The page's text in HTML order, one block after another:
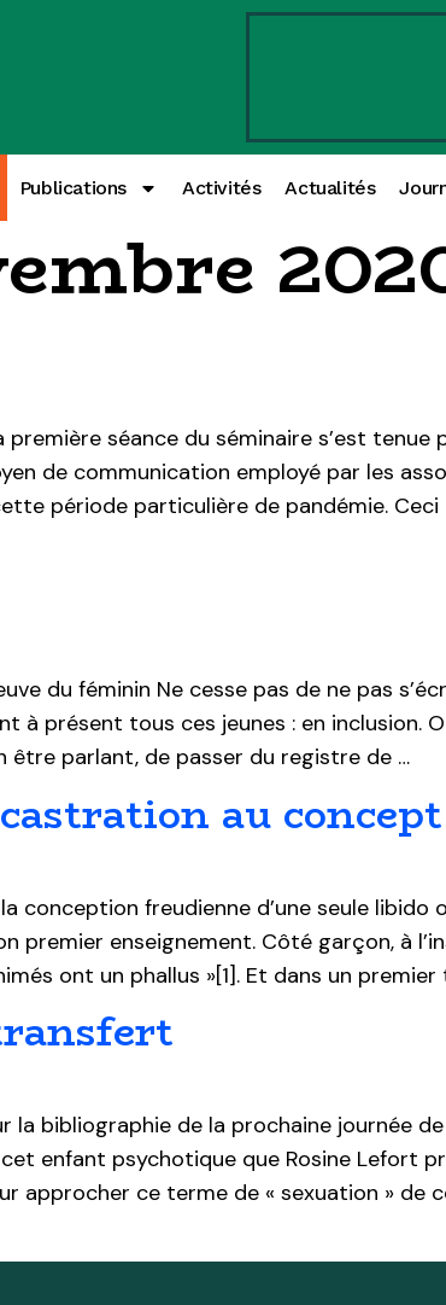
Publications Activités Actualités
première séance du séminaire s’est
de communication employé par les
période particulière de pandémie.
du féminin Ne cesse pas de ne pas
à présent tous ces jeunes : en inclusion.
être parlant, de passer du registre de …
au
conception freudienne d’une seule
premier enseignement. Côté garçon, à
ont un phallus »[1]. Et dans un
bibliographie de la prochaine journée
enfant psychotique que Rosine Lefort
approcher ce terme de « sexuation » de